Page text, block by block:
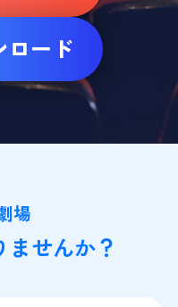
ロード
場
ませんか？